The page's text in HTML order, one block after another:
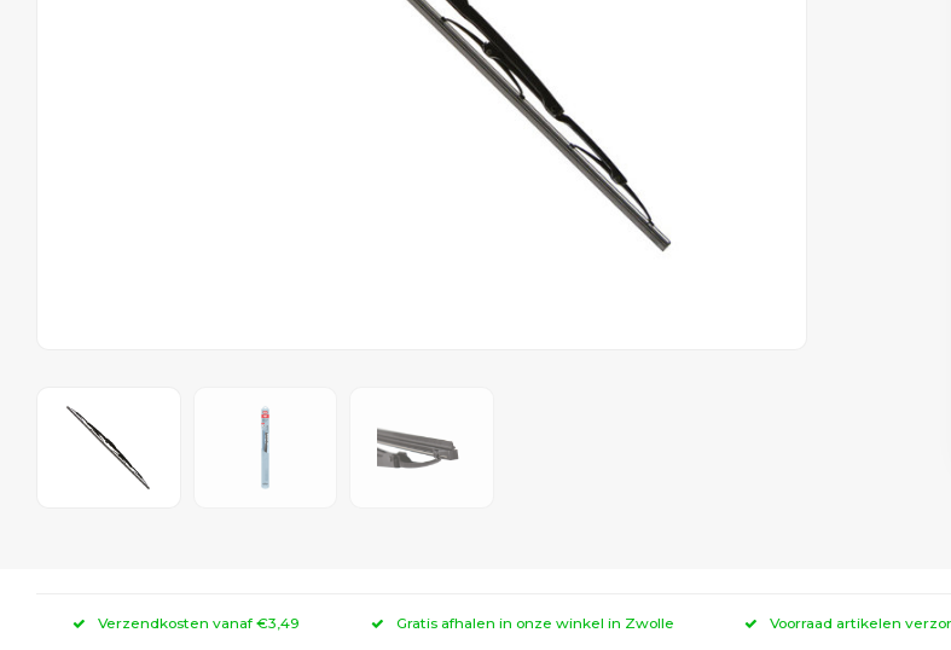
Verzendkosten vanaf €3,49 Gratis afhalen in onze winkel in Zwolle Voorraad artikelen